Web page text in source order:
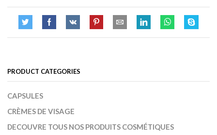
PRODUCT CATEGORIES
CAPSULES
CRÈMES DE VISAGE
DECOUVRE TOUS NOS PRODUITS COSMÉTIQUES